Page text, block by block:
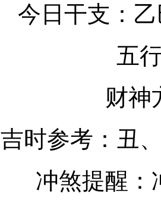
今日干支：
五
财神
吉时参考：丑
冲煞提醒：